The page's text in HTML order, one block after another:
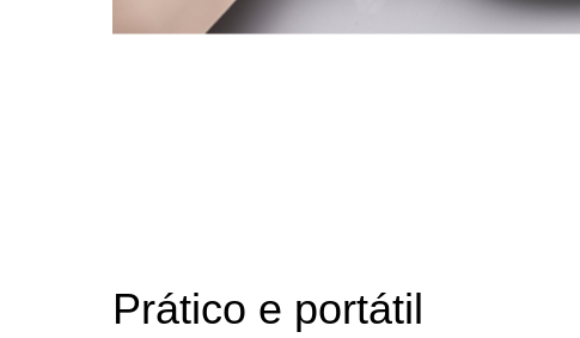
Prático e portátil